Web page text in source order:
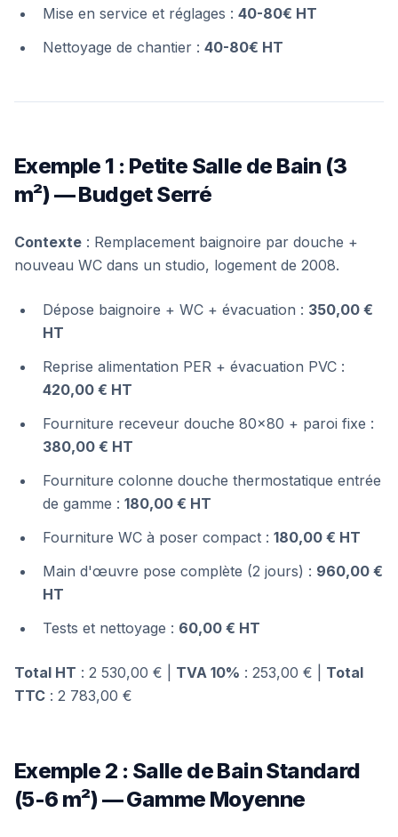
Mise en service et réglages : 40-80€ HT
Nettoyage de chantier : 40-80€ HT
Exemple 1 : Petite Salle de Bain (3
m²) — Budget Serré
Contexte : Remplacement baignoire par douche +
nouveau WC dans un studio, logement de 2008.
Dépose baignoire + WC + évacuation : 350,00 €
HT
Reprise alimentation PER + évacuation PVC :
420,00 € HT
Fourniture receveur douche 80×80 + paroi fixe :
380,00 € HT
Fourniture colonne douche thermostatique entrée
de gamme : 180,00 € HT
Fourniture WC à poser compact : 180,00 € HT
Main d'œuvre pose complète (2 jours) : 960,00 €
HT
Tests et nettoyage : 60,00 € HT
Total HT : 2 530,00 € | TVA 10% : 253,00 € | Total
TTC : 2 783,00 €
Exemple 2 : Salle de Bain Standard
(5-6 m²) — Gamme Moyenne